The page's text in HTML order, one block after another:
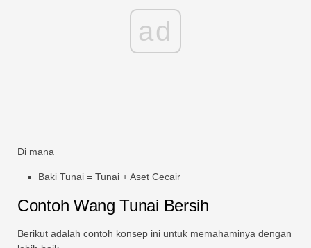
ad
Di mana
Baki Tunai = Tunai + Aset Cecair
Contoh Wang Tunai Bersih
Berikut adalah contoh konsep ini untuk memahaminya dengan